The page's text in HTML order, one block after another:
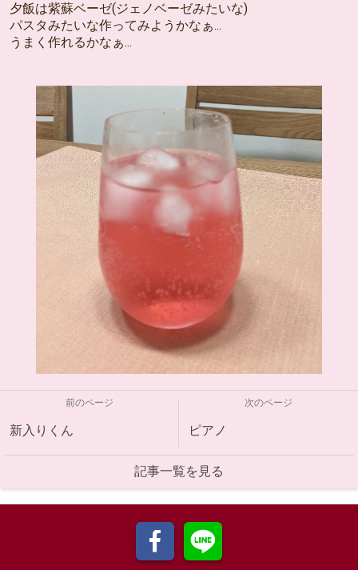
夕飯は紫蘇ベーゼ(ジェノベーゼみたいな)
パスタみたいな作ってみようかなぁ...
うまく作れるかなぁ...
前のページ
新入りくん
次のページ
ピアノ
記事一覧を見る